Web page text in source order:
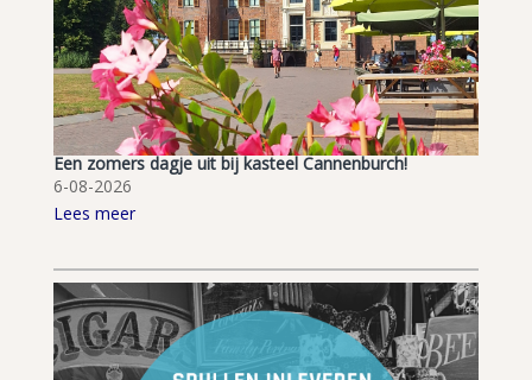
Een zomers dagje uit bij kasteel Cannenburch!
6-08-2026
Lees meer